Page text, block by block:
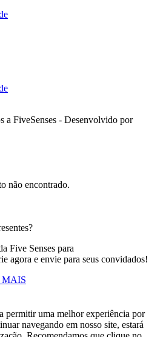
a FiveSenses - Desenvolvido por
não encontrado.
Five Senses para
agora e envie para seus convidados!
permitir uma melhor experiência por
navegando em nosso site, estará